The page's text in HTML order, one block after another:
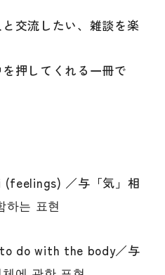
交流したい、雑談を楽
押してくれる一冊で
／与「気」相
하는 표현
do with the body／与